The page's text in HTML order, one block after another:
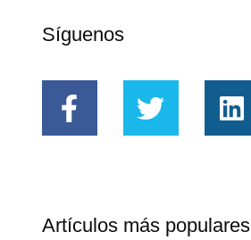
Síguenos
Artículos más populares